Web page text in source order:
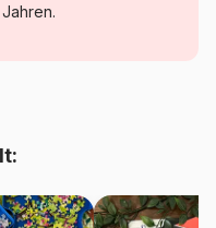
Wald, Blumen und
Hill-40317